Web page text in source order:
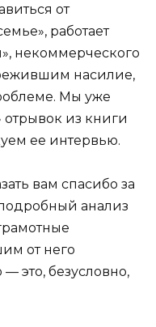
от
работает
некоммерческого
насилие,
Мы уже
отрывок из книги
ее интервью.
вам спасибо за
анализ
от него
это, безусловно,